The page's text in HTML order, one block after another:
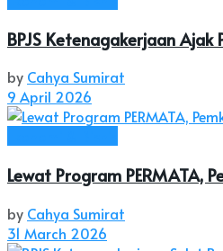
BPJS Ketenagakerjaan
by Cahya Sumirat
9 April 2026
Lewat Program PERMATA,
by Cahya Sumirat
31 March 2026